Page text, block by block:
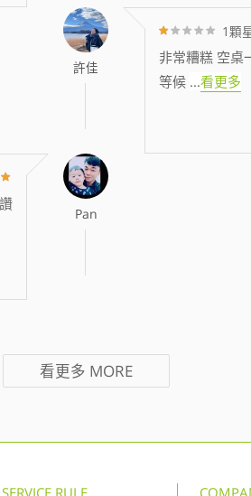
許佳
1顆
非常糟糕 空桌
等候 ...看更多
Pan
讚
看更多 MORE
SERVICE RULE